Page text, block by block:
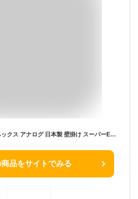
温湿度計 高精度 エンペックス アナログ 日本製 壁掛け スーパーEX高品質温 メタリックグレー EX-2737
商品をサイトでみる